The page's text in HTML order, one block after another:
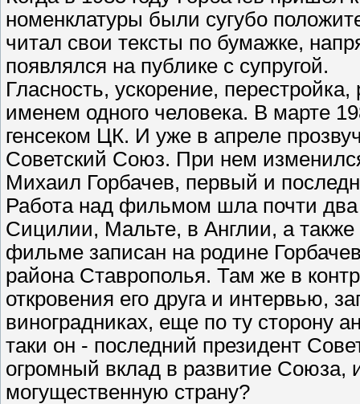
номенклатуры были сугубо
читал свои тексты по бумажке,
появлялся на публике с супругой.
Гласность, ускорение,
именем одного человека. В марте
генсеком ЦК. И уже в апреле
Советский Союз. При нем
Михаил Горбачев, первый и
Работа над фильмом шла почти
Сицилии, Мальте, в Англии, а
фильме записан на родине
района Ставрополья. Там же в
откровения его друга и интервью,
виноградниках, еще по ту сторону
таки он - последний президент
огромный вклад в развитие Союза,
могущественную страну?